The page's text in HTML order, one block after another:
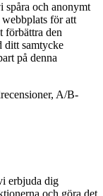
spåra och anonymt
för att
förbättra den
ditt samtycke
på denna
A/B-
erbjuda dig